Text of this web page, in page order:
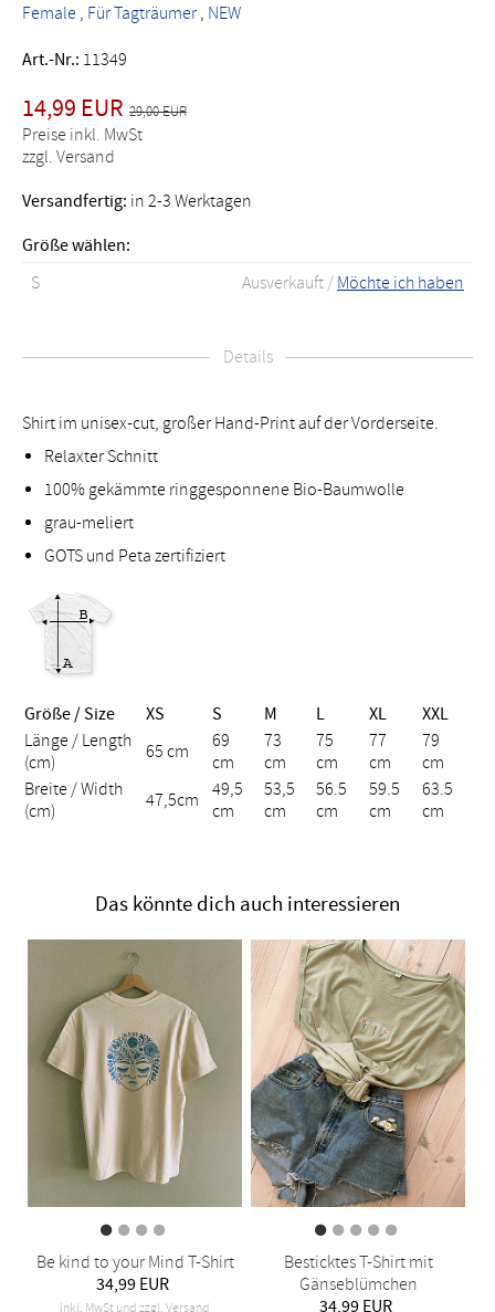
Female Für Tagträumer NEW
Art.-Nr.: 11349
14,99 EUR 29,00 EUR
Preise inkl. MwSt
zzgl. Versand
Versandfertig: in 2-3 Werktagen
Größe wählen:
S
Ausverkauft / Möchte ich haben
Details
Shirt im unisex-cut, großer Hand-Print auf der Vorderseite.
Relaxter Schnitt
100% gekämmte ringgesponnene Bio-Baumwolle
grau-meliert
GOTS und Peta zertifiziert
Größe / Size XS S M L XL
XXL
Länge / Length
(cm)
65 cm
69
cm
73
cm
75
cm
77
cm
79
cm
Breite / Width
(cm)
47,5cm
49,5
cm
53,5
cm
56.5
cm
59.5
cm
63.5
cm
Das könnte dich auch interessieren
Be kind to your Mind T-Shirt
34,99 EUR
inkl. MwSt und zzgl. Versand
Besticktes T-Shirt mit
Gänseblümchen
34,99 EUR